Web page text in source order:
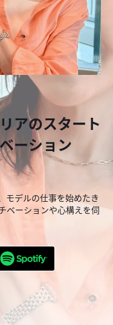
アのスタート
ーション
モデルの仕事を始めたき
ベーションや心構えを伺